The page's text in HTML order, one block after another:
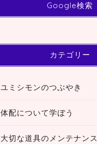
Google検索
カテゴリー
ユミシモンのつぶやき
体配について学ぼう
大切な道具のメンテナンス